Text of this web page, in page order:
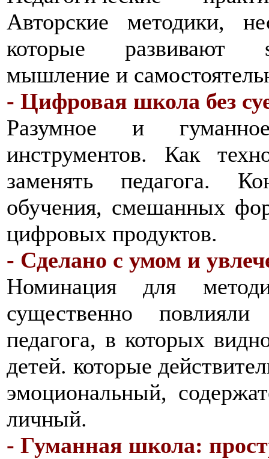
Авторские методики,
которые развивают
мышление и
- Цифровая школа без
Разумное и
инструментов. Как
заменять педагога.
обучения, смешанных
цифровых продуктов.
- Сделано с умом и
Номинация для
существенно
педагога, в которых
детей. которые
эмоциональный,
личный.
- Гуманная школа: